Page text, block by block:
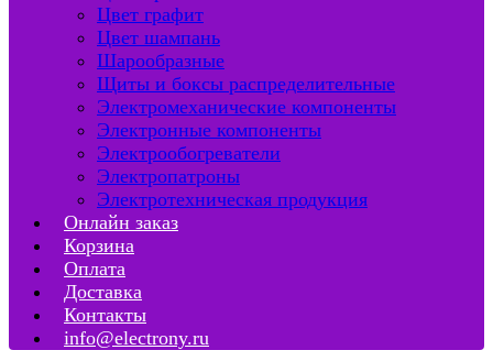
Цвет графит
Цвет шампань
Шарообразные
Щиты и боксы распределительные
Электромеханические компоненты
Электронные компоненты
Электрообогреватели
Электропатроны
Электротехническая продукция
Онлайн заказ
Корзина
Оплата
Доставка
Контакты
info@electrony.ru